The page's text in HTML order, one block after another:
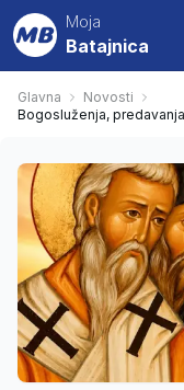
Moja
Batajnica
Glavna
Novosti
Bogosluženja,